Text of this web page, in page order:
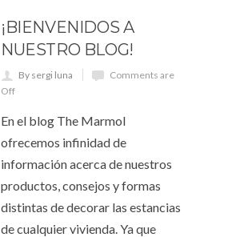
¡BIENVENIDOS A
NUESTRO BLOG!
By sergi luna
Comments are
Off
En el blog The Marmol
ofrecemos infinidad de
información acerca de nuestros
productos, consejos y formas
distintas de decorar las estancias
de cualquier vivienda. Ya que